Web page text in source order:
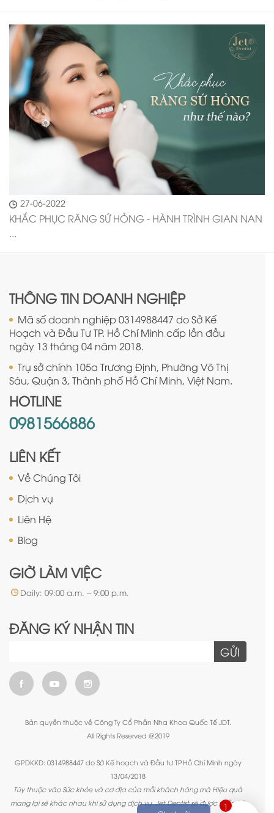
1
27-06-2022
KHẮC PHỤC RĂNG SỨ HỎNG - HÀNH TRÌNH GIAN NAN
...
THÔNG TIN DOANH NGHIỆP
Mã số doanh nghiệp 0314988447 do Sở Kế
Hoạch và Đầu Tư TP. Hồ Chí Minh cấp lần đầu
ngày 13 tháng 04 năm 2018.
Trụ sở chính 105a Trương Định, Phường Võ Thị
Sáu, Quận 3, Thành phố Hồ Chí Minh, Việt Nam.
HOTLINE
0981566886
LIÊN KẾT
Về Chúng Tôi
Dịch vụ
Liên Hệ
Blog
GIỜ LÀM VIỆC
Daily: 09:00 a.m. – 9:00 p.m.
ĐĂNG KÝ NHẬN TIN
GỬI
Bản quyền thuộc về Công Ty Cổ Phần Nha Khoa Quốc Tế JDT.
All Rights Reserved @2019
GPDKKD: 0314988447 do Sở Kế hoạch và Đầu tư TP.Hồ Chí Minh ngày
13/04/2018
Tùy thuộc vào Sức khỏe và cơ địa của mỗi khách hàng mà Hiệu quả
mang lại sẽ khác nhau khi sử dụng dịch vụ. Jet Dentist sẽ được miễn trừ